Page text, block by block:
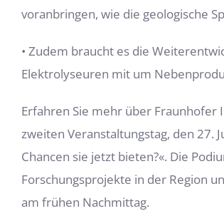
voranbringen, wie die geologische
• Zudem braucht es die
Elektrolyseuren mit um
Erfahren Sie mehr über Fraunhofer
zweiten Veranstaltungstag, den 27.
Chancen sie jetzt bieten?«. Die
Forschungsprojekte in der Region
am frühen Nachmittag.